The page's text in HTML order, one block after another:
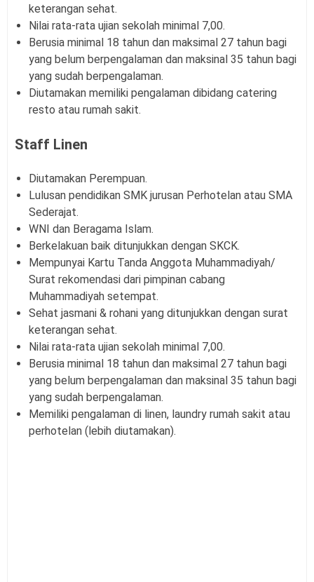
keterangan sehat.
Nilai rata-rata ujian sekolah minimal 7,00.
Berusia minimal 18 tahun dan maksimal 27 tahun bagi
yang belum berpengalaman dan maksinal 35 tahun bagi
yang sudah berpengalaman.
Diutamakan memiliki pengalaman dibidang catering
resto atau rumah sakit.
Staff Linen
Diutamakan Perempuan.
Lulusan pendidikan SMK jurusan Perhotelan atau SMA
Sederajat.
WNI dan Beragama Islam.
Berkelakuan baik ditunjukkan dengan SKCK.
Mempunyai Kartu Tanda Anggota Muhammadiyah/
Surat rekomendasi dari pimpinan cabang
Muhammadiyah setempat.
Sehat jasmani & rohani yang ditunjukkan dengan surat
keterangan sehat.
Nilai rata-rata ujian sekolah minimal 7,00.
Berusia minimal 18 tahun dan maksimal 27 tahun bagi
yang belum berpengalaman dan maksinal 35 tahun bagi
yang sudah berpengalaman.
Memiliki pengalaman di linen, laundry rumah sakit atau
perhotelan (lebih diutamakan).